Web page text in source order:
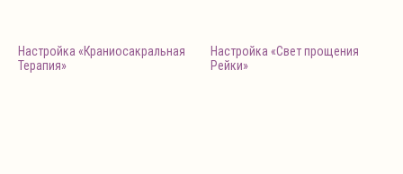
Настройка «Краниосакральная
Терапия»
Настройка «Свет прощения
Рейки»